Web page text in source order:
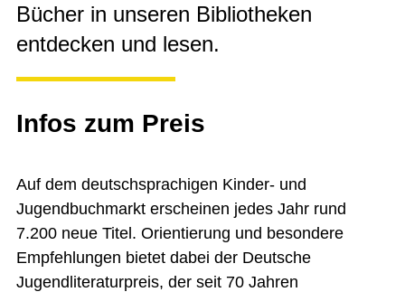
Bücher in unseren Bibliotheken
entdecken und lesen.
Infos zum Preis
Auf dem deutschsprachigen Kinder- und
Jugendbuchmarkt erscheinen jedes Jahr rund
7.200 neue Titel. Orientierung und besondere
Empfehlungen bietet dabei der Deutsche
Jugendliteraturpreis, der seit 70 Jahren